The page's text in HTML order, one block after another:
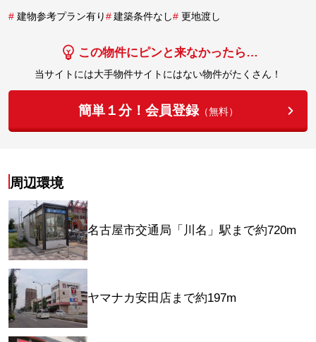
# 建物参考プラン有り# 建築条件なし# 更地渡し
この物件にピンと来なかったら…
当サイトには大手物件サイトにはない物件がたくさん！
簡単１分！会員登録（無料）
周辺環境
名古屋市交通局「川名」駅まで約720m
ヤマナカ安田店まで約197m